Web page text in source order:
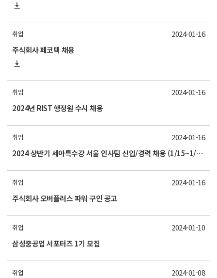
취업
주식회사 페코텍 채용
2024-01-16
취업
2024년 RIST 행정원 수시 채용
2024-01-16
취업
2024 상반기 세아특수강 서울 인사팀 신입/경력 채용 (1/15~1/21)
2024-01-16
취업
주식회사 오버플러스 파워 구인 공고
2024-01-16
취업
삼성중공업 서포터즈 1기 모집
2024-01-10
취업 2024-01-08